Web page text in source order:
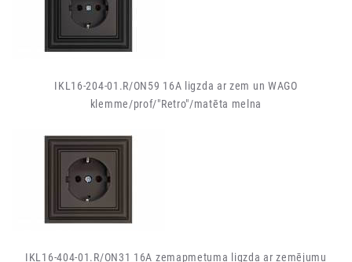
IKL16-204-01.R/ON59 16A ligzda ar zem un WAGO
klemme/prof/"Retro"/matēta melna
IKL16-404-01.R/ON31 16A zemapmetuma ligzda ar zemējumu